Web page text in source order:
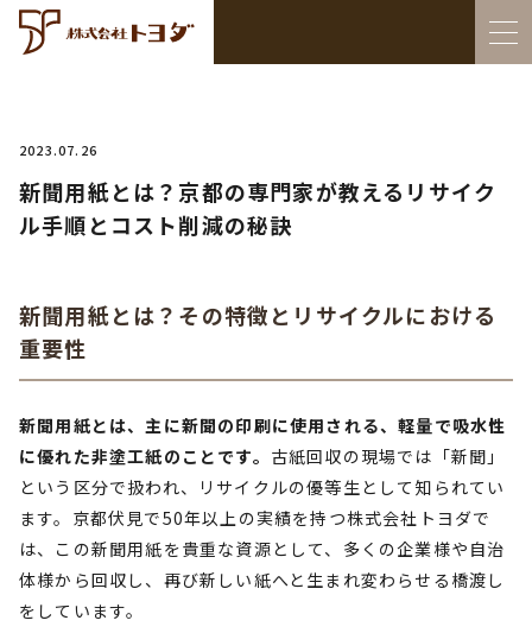
2023.07.26
新聞用紙とは？京都の専門家が教えるリサイク
ル手順とコスト削減の秘訣
新聞用紙とは？その特徴とリサイクルにおける
重要性
新聞用紙とは、主に新聞の印刷に使用される、軽量で吸水性
に優れた非塗工紙のことです。 古紙回収の現場では「新聞」
という区分で扱われ、リサイクルの優等生として知られてい
ます。京都伏見で50年以上の実績を持つ株式会社トヨダで
は、この新聞用紙を貴重な資源として、多くの企業様や自治
体様から回収し、再び新しい紙へと生まれ変わらせる橋渡し
をしています。